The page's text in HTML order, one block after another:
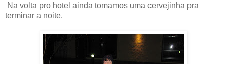
Na volta pro hotel ainda tomamos uma cervejinha pra
terminar a noite.